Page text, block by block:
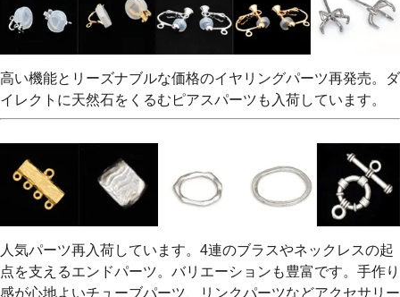
高い機能とリーズナブルな価格のイヤリングパーツ再発売。ダ
イレクトに天然石をくるむピアスパーツも入荷しています。
人気パーツ再入荷しています。4連のブラスやネックレスの起
点を支えるエンドパーツ。バリエーションも豊富です。手作り
感が心地よいチューブパーツ、リンクパーツなどアクセサリー